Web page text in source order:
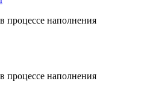
процессе наполнения
процессе наполнения